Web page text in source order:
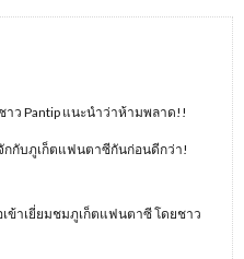
ว Pantip แนะนำว่าห้ามพลาด!!
กกับภูเก็ตแฟนตาซีกันก่อนดีกว่า!
เข้าเยี่ยมชมภูเก็ตแฟนตาซี โดยชาว